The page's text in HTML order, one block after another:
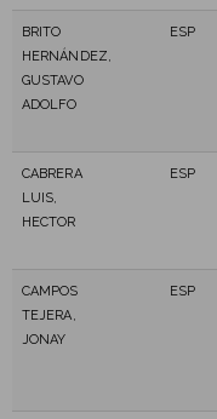
BRITO
HERNÁNDEZ,
GUSTAVO
ADOLFO
ESP
CABRERA
LUIS,
HECTOR
ESP
CAMPOS
TEJERA,
JONAY
ESP